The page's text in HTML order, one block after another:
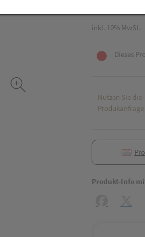
inkl. 10% MwSt.
Dieses
Nutzen Sie die
Produkanfrage
Produkt-Info